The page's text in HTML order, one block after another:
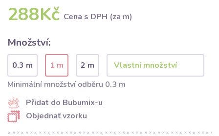
288Kč Cena s DPH (za m)
Množství:
0.3 m 1 m
2 m
Minimální množství odběru 0.3 m
Přidat do Bubumix-u
Objednať vzorku